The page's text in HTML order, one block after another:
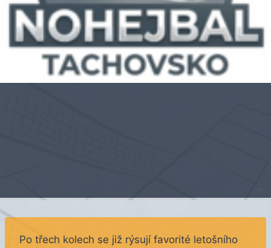
Po třech kolech se již rýsují favorité letošního